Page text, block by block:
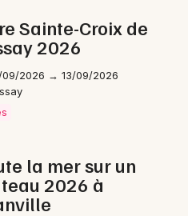
Sainte-Croix de
2026
09/2026 → 13/09/2026
la mer sur un
2026 à